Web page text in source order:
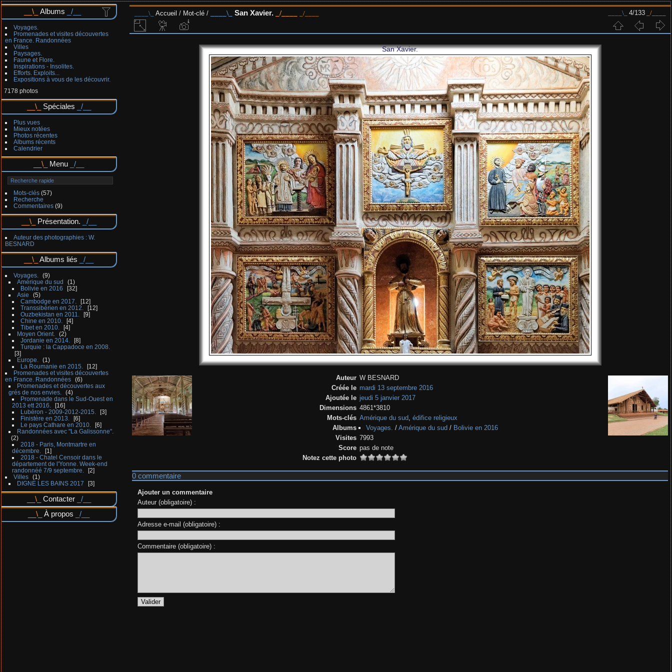
Albums
Voyages.
Promenades et visites découvertes
en France. Randonnées
Villes
Paysages.
Faune et Flore.
Inspirations - Insolites.
Efforts. Exploits...
Expositions à vous de les découvrir.
7178 photos
Spéciales
Plus vues
Mieux notées
Photos récentes
Albums récents
Calendrier
Menu
Mots-clés(57)
Recherche
Commentaires(9)
Présentation.
Auteur des photographies : W.
BESNARD
Albums liés
Voyages.
9
Amérique du sud
1
Bolivie en 2016
32
Asie
5
Cambodge en 2017.
12
Transsibérien en 2012.
12
Ouzbekistan en 2011.
9
Chine en 2010.
4
Tibet en 2010.
4
Moyen Orient.
2
Jordanie en 2014.
8
Turquie : la Cappadoce en 2008.
3
Europe.
1
La Roumanie en 2015.
12
Promenades et visites découvertes
en France. Randonnées
6
Promenades et découvertes aux
grés de nos envies.
4
Promenade dans le Sud-Ouest en
2013 ett 2016.
16
Lubéron - 2009-2012-2015.
3
Finistère en 2013.
6
Le pays Cathare en 2010.
6
Randonnées avec "La Galissonne".
2
2018 - Paris, Montmartre en
décembre.
1
2018 - Chatel Censoir dans le
département de l'Yonne. Week-end
randonnéé 7/9 septembre.
2
Villes
1
DIGNE LES BAINS 2017
3
Contacter
À propos
Accueil / Mot-clé / San Xavier. 4/133
San Xavier.
Auteur W BESNARD
Créée le mardi 13 septembre 2016
Ajoutée le jeudi 5 janvier 2017
Dimensions 4861*3810
Mots-clés Amérique du sud, édifice religieux
Albums
Voyages. / Amérique du sud / Bolivie en 2016
Visites 7993
Score pas de note
Notez cette photo
0 commentaire
Ajouter un commentaire
Auteur (obligatoire) :
Adresse e-mail (obligatoire) :
Commentaire (obligatoire) :